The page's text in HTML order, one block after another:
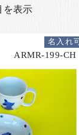
を表示
ARMR-199-CH
名入れ可